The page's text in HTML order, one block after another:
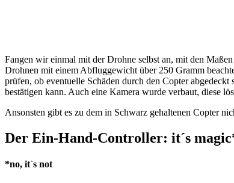
Fangen wir einmal mit der Drohne selbst an, mit den
Drohnen mit einem Abfluggewicht über 250 Gramm
prüfen, ob eventuelle Schäden durch den Copter
bestätigen kann. Auch eine Kamera wurde verbaut, diese
Ansonsten gibt es zu dem in Schwarz gehaltenen Copter
Der Ein-Hand-Controller: it´s
*no, it`s not